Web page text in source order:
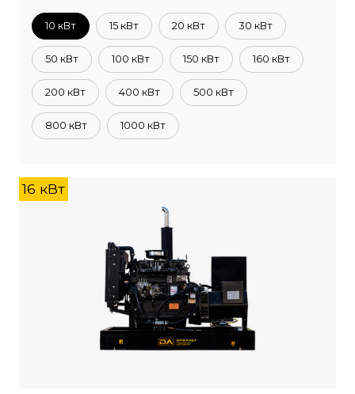
10 кВт 15 кВт 20 кВт 30 кВт
50 кВт 100 кВт 150 кВт 160 кВт
200 кВт 400 кВт 500 кВт
800 кВт 1000 кВт
16 кВт